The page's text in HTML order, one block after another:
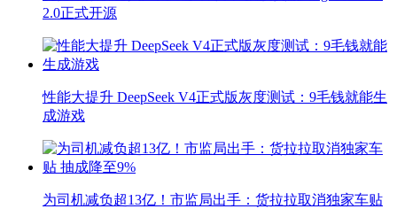
2.0正式开源
性能大提升 DeepSeek V4正式版灰度测试：9毛钱就能生
成游戏
为司机减负超13亿！市监局出手：货拉拉取消独家车贴